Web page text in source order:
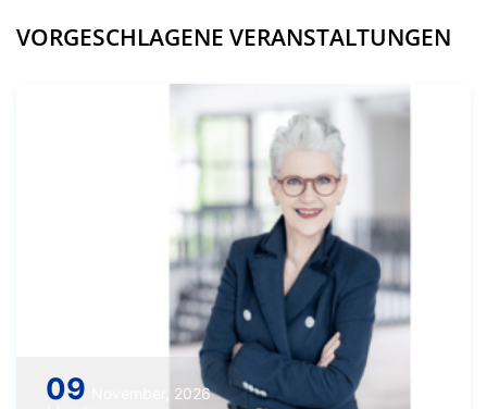
VORGESCHLAGENE VERANSTALTUNGEN
09 November, 2026